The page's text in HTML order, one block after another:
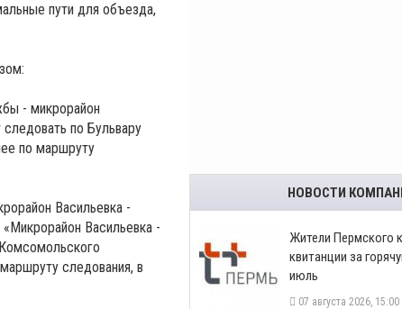
пути для объезда,
- микрорайон
по Бульвару
по маршруту
Васильевка -
Васильевка -
следования, в
НОВОСТИ
​Жители Пермского
квитанции за
июль
07 августа 2026, 15:00